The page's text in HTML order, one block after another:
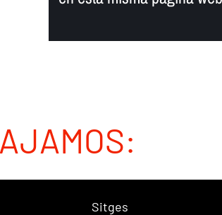
Sitges